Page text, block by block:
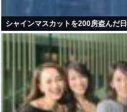
シャインマスカットを200房盗んだ